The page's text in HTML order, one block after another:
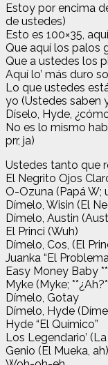
Estoy por encima
de ustedes)
Esto es 100×35,
Que aquí los palos
Que a ustedes los
Aquí lo’ más duro
Lo que ustedes
yo (Ustedes saben
Díselo, Hyde,
No es lo mismo
prr, ja)
Ustedes tanto que
El Negrito Ojos
O-Ozuna (Papá W;
Dímelo, Wisin (El
Dímelo, Austin
El Princi (Wuh)
Dímelo, Cos, (El
Juanka “El
Easy Money Baby
Myke (Myke;
Dímelo, Gotay
Dímelo, Hyde
Hyde “El Químico”
Los Legendario’
Genio (El Mueka, ah)